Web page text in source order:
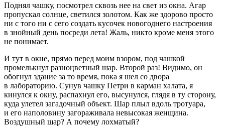
Поднял чашку, посмотрел сквозь нее на свет из окна. Агар
пропускал солнце, светился золотом. Как же здорово просто
ни с того ни с сего создать кусочек новогоднего настроения
в знойный день посреди лета! Жаль, никто кроме меня этого
не понимает.
И тут в окне, прямо перед моим взором, под чашкой
промелькнул разноцветный шар. Второй раз! Видимо, он
обогнул здание за то время, пока я шел со двора
в лабораторию. Сунув чашку Петри в карман халата, я
кинулся к окну, распахнул его, высунулся, глядя в ту сторону,
куда улетел загадочный объект. Шар плыл вдоль тротуара,
и его наполовину загораживала невысокая женщина.
Воздушный шар? А почему лохматый?